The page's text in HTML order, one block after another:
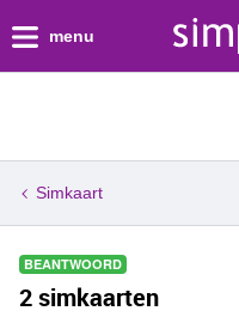
menu
Simkaart
BEANTWOORD
2 simkaarten